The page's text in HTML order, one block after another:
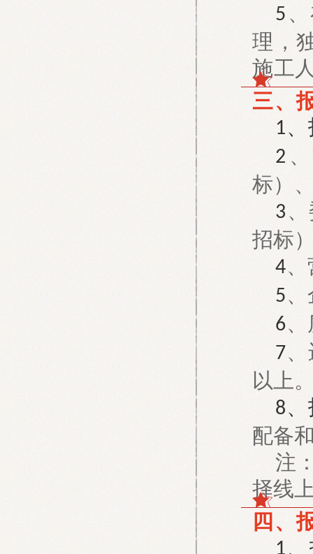
5
理，
施工
三、
1
2
标）
3
招标
4
5
6
7
以上
8
配备
注
择线
四、
1 、